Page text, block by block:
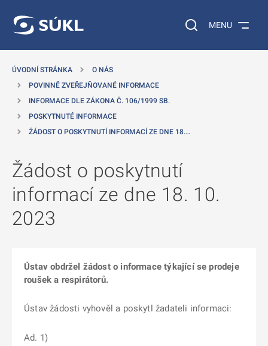
Vyhledávání na
MENU
ÚVODNÍ STRÁNKA
O NÁS
POVINNĚ ZVEŘEJŇOVANÉ INFORMACE
INFORMACE DLE ZÁKONA Č. 106/1999 SB.
POSKYTNUTÉ INFORMACE
ŽÁDOST O POSKYTNUTÍ INFORMACÍ ZE DNE 18.…
Žádost o poskytnutí
informací ze dne 18. 10.
2023
Ústav obdržel žádost o informace týkající se prodeje
roušek a respirátorů.
Ústav žádosti vyhověl a poskytl žadateli informaci:
Ad. 1)